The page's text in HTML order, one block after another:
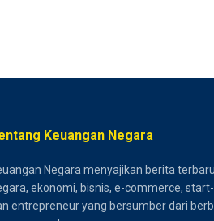
Keuangan Negara
Negara menyajikan berita
ekonomi, bisnis, e-commerce,
entrepreneur yang bersumber dari